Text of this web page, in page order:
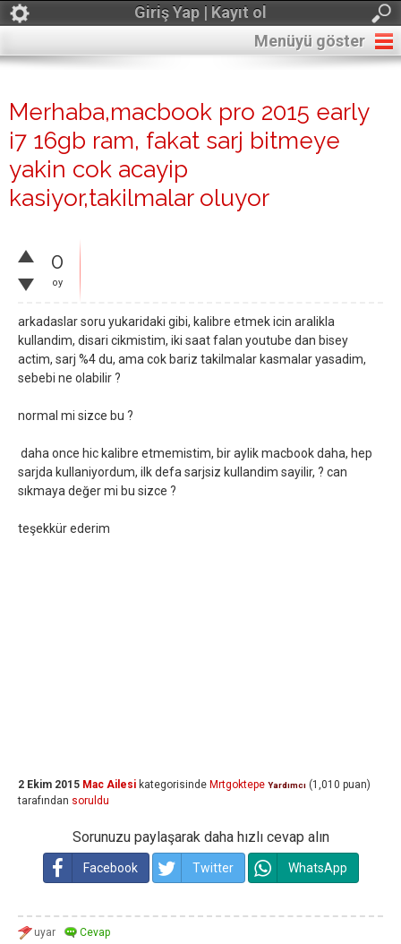
Giriş Yap | Kayıt ol
Menüyü göster
Merhaba,macbook pro 2015 early
i7 16gb ram, fakat sarj bitmeye
yakin cok acayip
kasiyor,takilmalar oluyor
0
oy
arkadaslar soru yukaridaki gibi, kalibre etmek icin aralikla
kullandim, disari cikmistim, iki saat falan youtube dan bisey
actim, sarj %4 du, ama cok bariz takilmalar kasmalar yasadim,
sebebi ne olabilir ?
normal mi sizce bu ?
daha once hic kalibre etmemistim, bir aylik macbook daha, hep
sarjda kullaniyordum, ilk defa sarjsiz kullandim sayilir, ? can
sıkmaya değer mi bu sizce ?
teşekkür ederim
2 Ekim 2015 Mac Ailesi kategorisinde Mrtgoktepe Yardımcı (1,010 puan)
tarafından soruldu
Sorunuzu paylaşarak daha hızlı cevap alın
Facebook Twitter WhatsApp